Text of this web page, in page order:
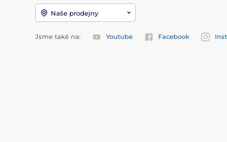
Naše prodejny
Jsme také na: Youtube Facebook